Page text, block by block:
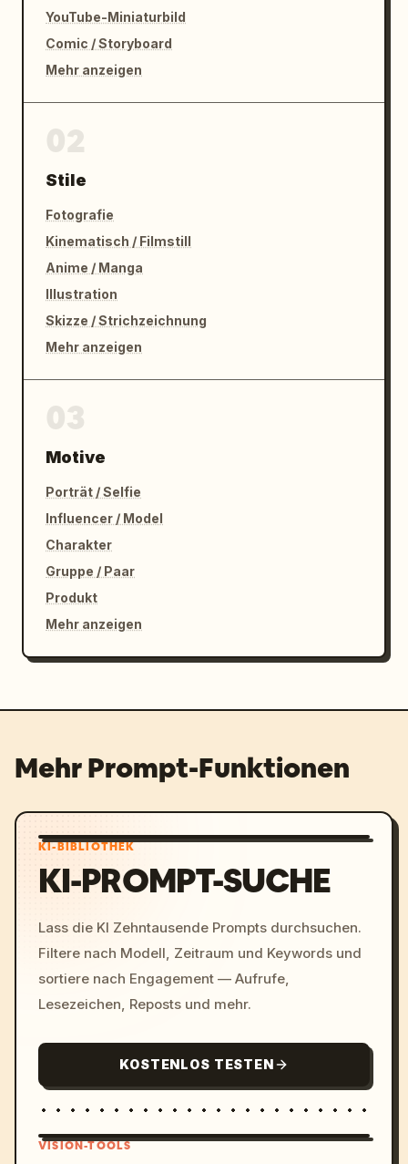
YouTube-Miniaturbild
Comic / Storyboard
Mehr anzeigen
Stile
Fotografie
Kinematisch / Filmstill
Anime / Manga
Illustration
Skizze / Strichzeichnung
Mehr anzeigen
Motive
Porträt / Selfie
Influencer / Model
Charakter
Gruppe / Paar
Produkt
Mehr anzeigen
Mehr Prompt-Funktionen
KI-BIBLIOTHEK
KI-PROMPT-SUCHE
Lass die KI Zehntausende Prompts durchsuchen.
Filtere nach Modell, Zeitraum und Keywords und
sortiere nach Engagement — Aufrufe,
Lesezeichen, Reposts und mehr.
KOSTENLOS TESTEN
VISION-TOOLS